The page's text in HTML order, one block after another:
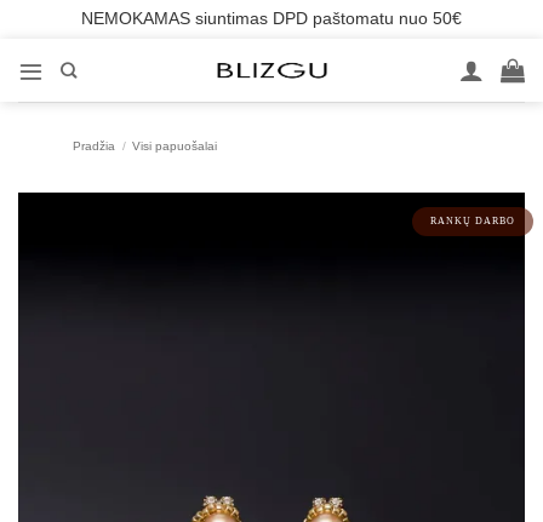
NEMOKAMAS siuntimas DPD paštomatu nuo 50€
content
Pradžia / Visi papuošalai
RANKŲ DARBO